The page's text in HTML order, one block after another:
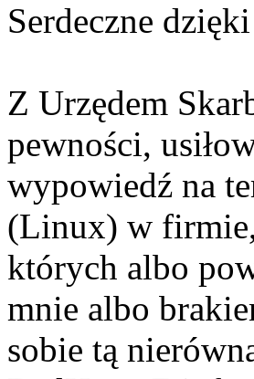
Serdeczne
Z Urzędem
pewności,
wypowiedź na
(Linux) w
których albo
mnie albo
sobie tą